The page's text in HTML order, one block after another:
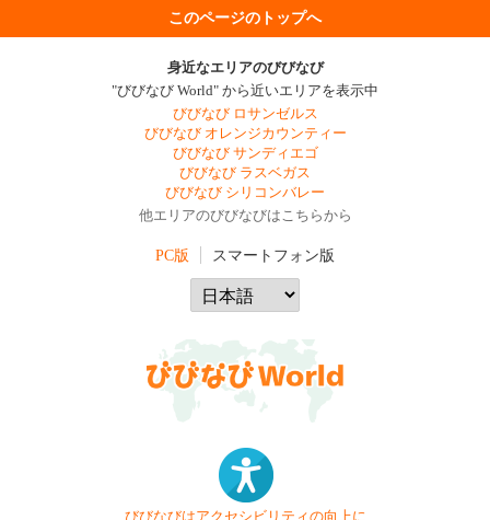
このページのトップへ
身近なエリアのびびなび
"びびなび World" から近いエリアを表示中
びびなび ロサンゼルス
びびなび オレンジカウンティー
びびなび サンディエゴ
びびなび ラスベガス
びびなび シリコンバレー
他エリアのびびなびはこちらから
PC版 スマートフォン版
びびなびはアクセシビリティの向上に